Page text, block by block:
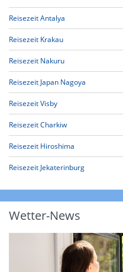
Reisezeit Antalya
Reisezeit Krakau
Reisezeit Nakuru
Reisezeit Japan Nagoya
Reisezeit Visby
Reisezeit Charkiw
Reisezeit Hiroshima
Reisezeit Jekaterinburg
Wetter-News